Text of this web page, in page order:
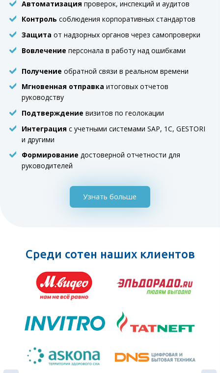
Автоматизация проверок, инспекций и аудитов
Контроль соблюдения корпоративных стандартов
Защита от надзорных органов через самопроверки
Вовлечение персонала в работу над ошибками
Получение обратной связи в реальном времени
Мгновенная отправка итоговых отчетов
руководству
Подтверждение визитов по геолокации
Интеграция с учетными системами SAP, 1C, GESTORI
и другими
Формирование достоверной отчетности для
руководителей
Узнать больше
Среди сотен наших клиентов